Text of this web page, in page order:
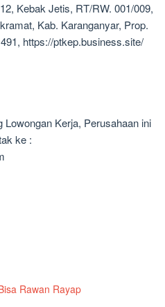
Kebak Jetis, RT/RW. 001/009,
Kab. Karanganyar, Prop.
https://ptkep.business.site/
Kerja, Perusahaan ini
ke :
Rawan Rayap